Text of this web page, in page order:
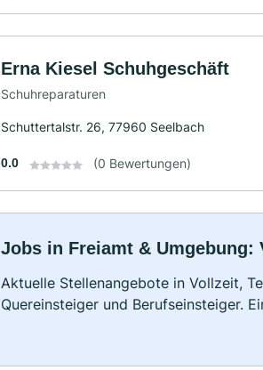
Erna Kiesel Schuhgeschäft
Schuhreparaturen
Schuttertalstr. 26, 77960 Seelbach
0.0 (0 Bewertungen)
Jobs in Freiamt &
Aktuelle Stellenangebote in Vollzeit,
Quereinsteiger und Berufseinsteiger.